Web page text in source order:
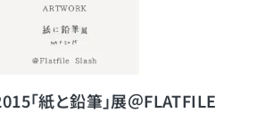
「紙と鉛筆」展＠FLATFILE